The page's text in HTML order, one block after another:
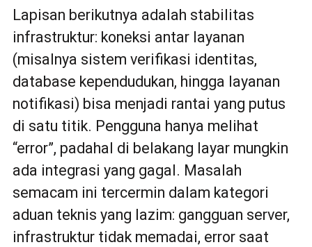
Lapisan berikutnya adalah stabilitas
infrastruktur: koneksi antar layanan
(misalnya sistem verifikasi identitas,
database kependudukan, hingga layanan
notifikasi) bisa menjadi rantai yang putus
di satu titik. Pengguna hanya melihat
“error”, padahal di belakang layar mungkin
ada integrasi yang gagal. Masalah
semacam ini tercermin dalam kategori
aduan teknis yang lazim: gangguan server,
infrastruktur tidak memadai, error saat